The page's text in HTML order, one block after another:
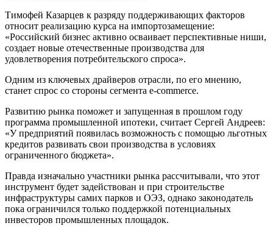
Тимофей Казарцев к разряду поддерживающих факторов
относит реализацию курса на импортозамещение:
«Российский бизнес активно осваивает перспективные ниши,
создает новые отечественные производства для
удовлетворения потребительского спроса».
Одним из ключевых драйверов отрасли, по его мнению,
станет спрос со стороны сегмента e-commerce.
Развитию рынка поможет и запущенная в прошлом году
программа промышленной ипотеки, считает Сергей Андреев:
«У предприятий появилась возможность с помощью льготных
кредитов развивать свои производства в условиях
ограниченного бюджета».
Правда изначально участники рынка рассчитывали, что этот
инструмент будет задействован и при строительстве
инфраструктуры самих парков и ОЭЗ, однако законодатель
пока ограничился только поддержкой потенциальных
инвесторов промышленных площадок.